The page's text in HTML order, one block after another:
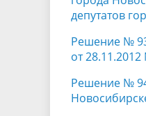
депутатов
Решение №
от
Решение №